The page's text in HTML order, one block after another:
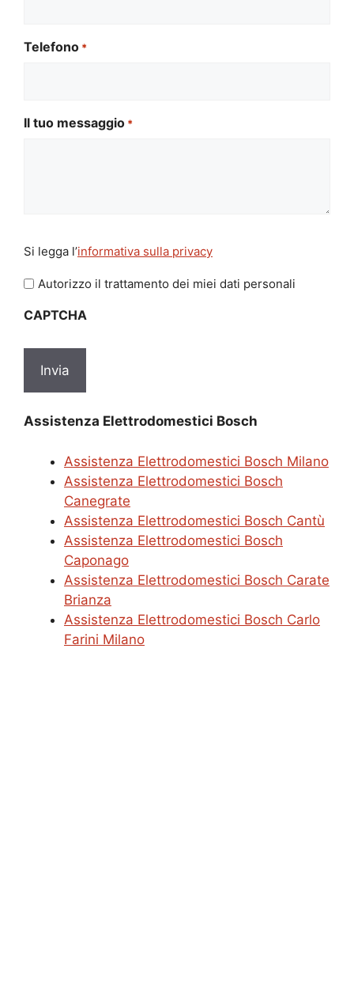
Telefono *
Il tuo messaggio *
legga
l'informativa
privacy
Si legga l’informativa sulla privacy
Autorizzo il trattamento dei miei dati personali
CAPTCHA
Assistenza Elettrodomestici Bosch
Assistenza Elettrodomestici Bosch Milano
Assistenza Elettrodomestici Bosch
Canegrate
Assistenza Elettrodomestici Bosch Cantù
Assistenza Elettrodomestici Bosch
Caponago
Assistenza Elettrodomestici Bosch Carate
Brianza
Assistenza Elettrodomestici Bosch Carlo
Farini Milano